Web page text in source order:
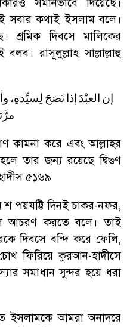
সবার কথাই ইসলাম বলে।
শ্রমিক দিবসে মালিকের
রাসূলুল্লাহ সাল্লাল্লাহু
إن العبْدَ إذا نَصَحَ لِسيِّدهِ،
কামনা করে এবং আল্লাহর
তার জন্য রয়েছে দ্বিগুণ
৫১৬৯
শ পয়ষট্টি দিনই চাকর-নফর,
আচরণ করতে বলে। তাই
দিবসে বন্দি করে ফেলি,
ফিরিয়ে কুরআন-হাদীসে
সমাধান সুন্দর হয়ে ধরা
ইসলামকে আমরা অনাদরে